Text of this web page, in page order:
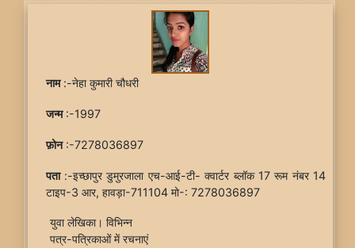
नाम:-नेहा कुमारी चौधरी
जन्म:-1997
फ़ोन:-7278036897
पता:-इच्छापुर डुमुरजाला एच-आई-टी- क्वार्टर ब्लॉक 17 रूम नंबर 14
टाइप-3 आर, हावड़ा-711104 मो-: 7278036897
युवा लेखिका। विभिन्न
पत्र-पत्रिकाओं में रचनाएं